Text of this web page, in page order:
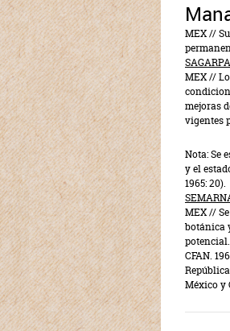
MEX//
MEX//
mejoras
vigentes
Nota: Se
y el
1965: 20).
MEX//
botánica
potencial.
CFAN.
México y